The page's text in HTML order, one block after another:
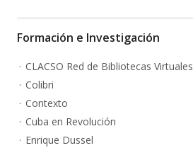
Formación e Investigación
CLACSO Red de Bibliotecas Virtuales
Colibri
Contexto
Cuba en Revolución
Enrique Dussel